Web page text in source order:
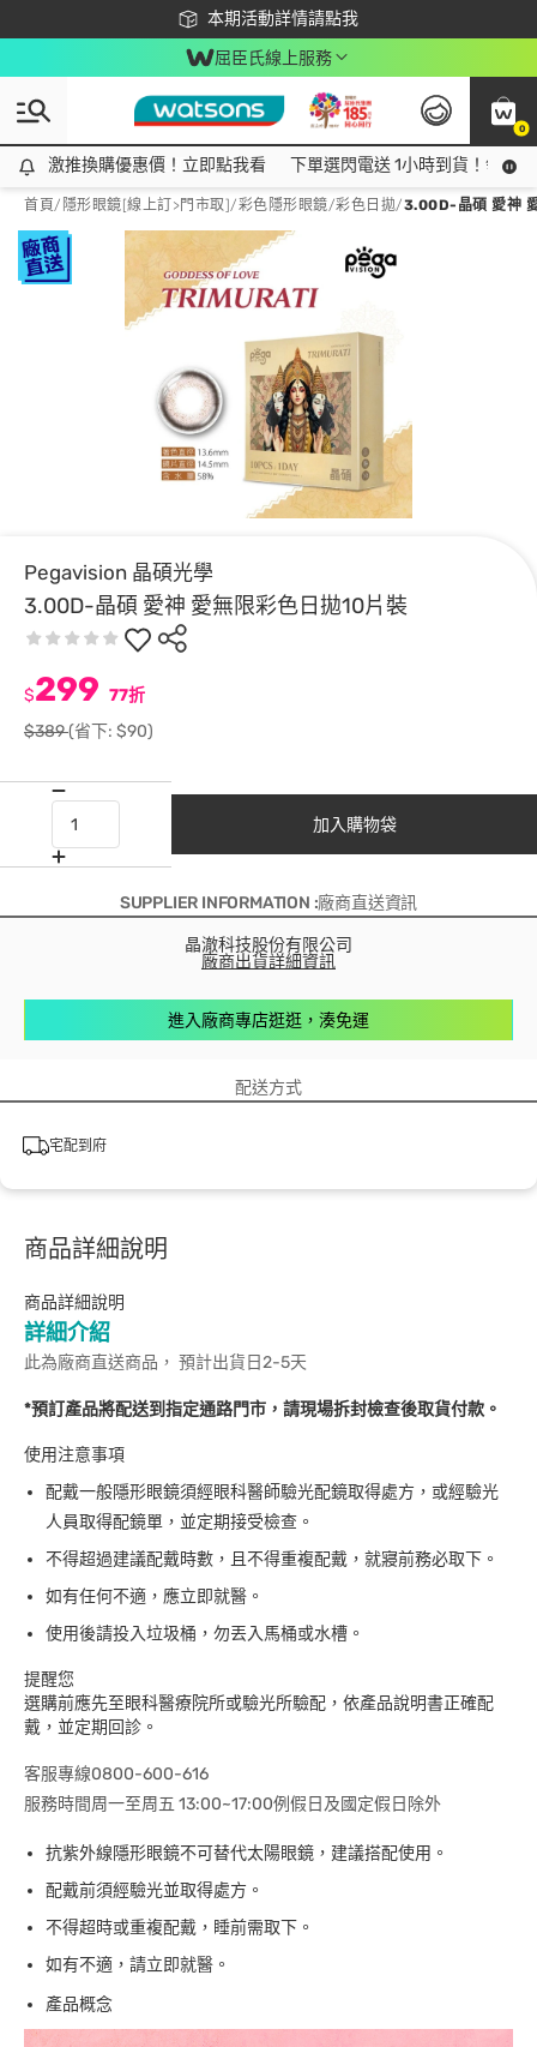
本期活動詳情請點我
下載app最高回饋$350
屈臣氏線上服務
0
激推換購優惠價！立即點我看
激推換購優惠價！立即點我看 下單選閃電送 1小時到貨！領神
首頁/ 隱形眼鏡[線上訂>門市取]/彩色隱形眼鏡/彩色日拋/3.00D-晶碩 愛神
Pegavision 晶碩光學
3.00D-晶碩 愛神 愛無限彩色日拋10片裝
$299 77折
$389(省下: $90)
加入購物袋
SUPPLIER INFORMATION :廠商直送資訊
晶澈科技股份有限公司
廠商出貨詳細資訊
進入廠商專店逛逛，湊免運
配送方式
宅配到府
商品詳細說明
商品詳細說明
詳細介紹
此為廠商直送商品， 預計出貨日2-5天
*預訂產品將配送到指定通路門市，請現場拆封檢查後取貨付款。
使用注意事項
配戴一般隱形眼鏡須經眼科醫師驗光配鏡取得處方，或經驗光
人員取得配鏡單，並定期接受檢查。
不得超過建議配戴時數，且不得重複配戴，就寢前務必取下。
如有任何不適，應立即就醫。
使用後請投入垃圾桶，勿丟入馬桶或水槽。
提醒您
選購前應先至眼科醫療院所或驗光所驗配，依產品說明書正確配
戴，並定期回診。
客服專線0800-600-616
服務時間周一至周五 13:00~17:00例假日及國定假日除外
抗紫外線隱形眼鏡不可替代太陽眼鏡，建議搭配使用。
配戴前須經驗光並取得處方。
不得超時或重複配戴，睡前需取下。
如有不適，請立即就醫。
產品概念